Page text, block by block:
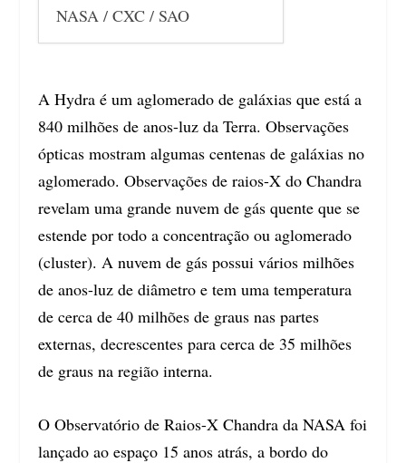
NASA / CXC / SAO
A Hydra é um aglomerado de galáxias que está a
840 milhões de anos-luz da Terra. Observações
ópticas mostram algumas centenas de galáxias no
aglomerado. Observações de raios-X do Chandra
revelam uma grande nuvem de gás quente que se
estende por todo a concentração ou aglomerado
(cluster). A nuvem de gás possui vários milhões
de anos-luz de diâmetro e tem uma temperatura
de cerca de 40 milhões de graus nas partes
externas, decrescentes para cerca de 35 milhões
de graus na região interna.
O Observatório de Raios-X Chandra da NASA foi
lançado ao espaço 15 anos atrás, a bordo do